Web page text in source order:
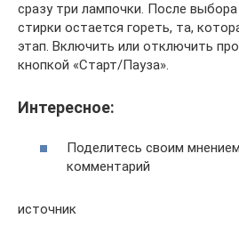
сразу три лампочки. После
стирки остается гореть, та,
этап. Включить или отключить
кнопкой «Старт/Пауза».
Интересное:
Поделитесь своим
комментарий
источник